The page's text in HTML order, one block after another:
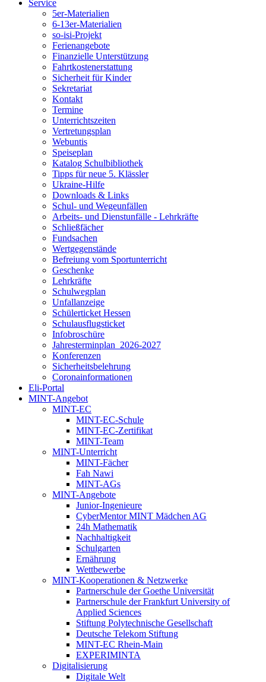
Service
5er-Materialien
6-13er-Materialien
so-isi-Projekt
Ferienangebote
Finanzielle Unterstützung
Fahrtkostenerstattung
Sicherheit für Kinder
Sekretariat
Kontakt
Termine
Unterrichtszeiten
Vertretungsplan
Webuntis
Speiseplan
Katalog Schulbibliothek
Tipps für neue 5. Klässler
Ukraine-Hilfe
Downloads & Links
Schul- und Wegeunfällen
Arbeits- und Dienstunfälle - Lehrkräfte
Schließfächer
Fundsachen
Wertgegenstände
Befreiung vom Sportunterricht
Geschenke
Lehrkräfte
Schulwegplan
Unfallanzeige
Schülerticket Hessen
Schulausflugsticket
Infobroschüre
Jahresterminplan_2026-2027
Konferenzen
Sicherheitsbelehrung
Coronainformationen
Eli-Portal
MINT-Angebot
MINT-EC
MINT-EC-Schule
MINT-EC-Zertifikat
MINT-Team
MINT-Unterricht
MINT-Fächer
Fah Nawi
MINT-AGs
MINT-Angebote
Junior-Ingenieure
CyberMentor MINT Mädchen AG
24h Mathematik
Nachhaltigkeit
Schulgarten
Ernährung
Wettbewerbe
MINT-Kooperationen & Netzwerke
Partnerschule der Goethe Universität
Partnerschule der Frankfurt University of
Applied Sciences
Stiftung Polytechnische Gesellschaft
Deutsche Telekom Stiftung
MINT-EC Rhein-Main
EXPERIMINTA
Digitalisierung
Digitale Welt